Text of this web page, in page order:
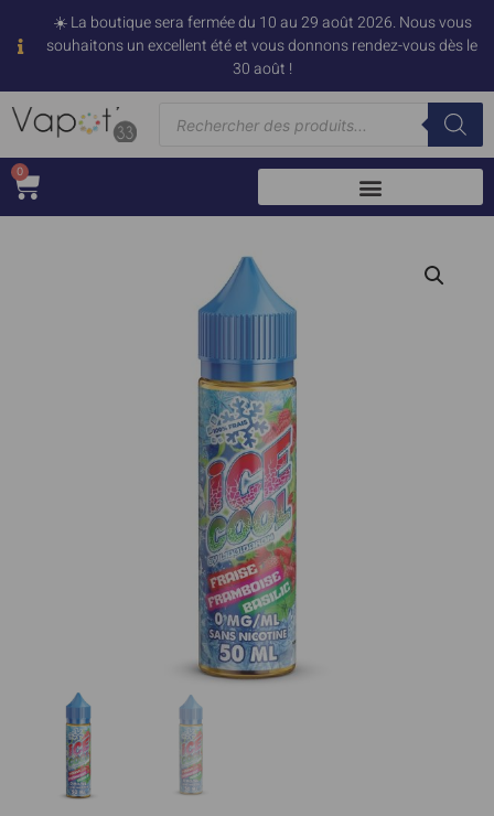
☀️ La boutique sera fermée du 10 au 29 août 2026. Nous vous
souhaitons un excellent été et vous donnons rendez-vous dès le
30 août !
0